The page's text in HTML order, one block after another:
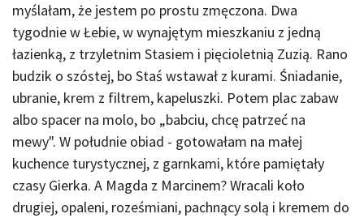
myślałam, że jestem po prostu zmęczona. Dwa
tygodnie w Łebie, w wynajętym mieszkaniu z jedną
łazienką, z trzyletnim Stasiem i pięcioletnią Zuzią. Rano
budzik o szóstej, bo Staś wstawał z kurami. Śniadanie,
ubranie, krem z filtrem, kapeluszki. Potem plac zabaw
albo spacer na molo, bo „babciu, chcę patrzeć na
mewy". W południe obiad - gotowałam na małej
kuchence turystycznej, z garnkami, które pamiętały
czasy Gierka. A Magda z Marcinem? Wracali koło
drugiej, opaleni, roześmiani, pachnący solą i kremem do